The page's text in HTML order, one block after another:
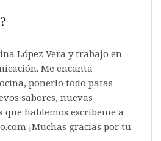
López Vera y trabajo en
Me encanta
ponerlo todo patas
sabores, nuevas
que hablemos escríbeme a
¡Muchas gracias por tu